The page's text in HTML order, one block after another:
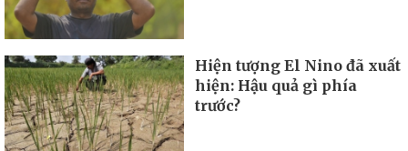
Hiện tượng El Nino đã xuất
hiện: Hậu quả gì phía
trước?